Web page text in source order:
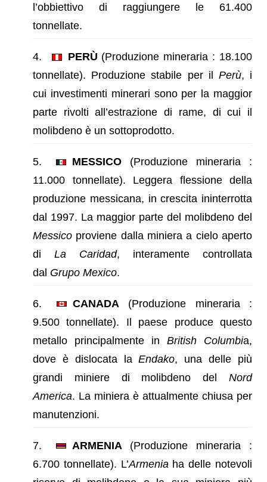
l’obbiettivo di raggiungere le 61.400
tonnellate.
PERÙ (Produzione mineraria : 18.100
tonnellate). Produzione stabile per il Perù, i
cui investimenti minerari sono per la maggior
parte rivolti all’estrazione di rame, di cui il
molibdeno è un sottoprodotto.
MESSICO(Produzione mineraria :
11.000 tonnellate). Leggera flessione della
produzione messicana, in crescita ininterrotta
dal 1997. La maggior parte del molibdeno del
Messico proviene dalla miniera a cielo aperto
di La Caridad, interamente controllata
dal Grupo Mexico.
CANADA (Produzione mineraria :
9.500 tonnellate). Il paese produce questo
metallo principalmente in British Columbia,
dove è dislocata laEndako, una delle più
grandi miniere di molibdeno del Nord
America. La miniera è attualmente chiusa per
manutenzioni.
ARMENIA (Produzione mineraria :
6.700 tonnellate). L’Armenia ha delle notevoli